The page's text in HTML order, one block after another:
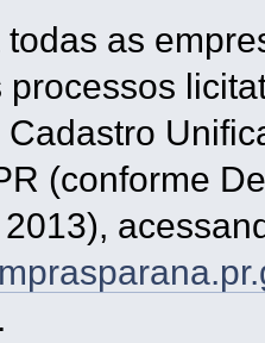
as
processos
(conforme
.